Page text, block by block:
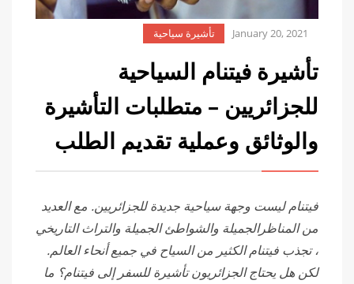
January 20, 2021 تأشيرة سياحية
تأشيرة فيتنام السياحية
للجزائريين – متطلبات التأشيرة
والوثائق وعملية تقديم الطلب
فيتنام ليست وجهة سياحية جديدة للجزائريين. مع العديد
من المناظرالجميلة والشواطئ الجميلة والتراث التاريخي
، تجذب فيتنام الكثير من السياح في جميع أنحاء العالم.
لكن هل يحتاج الجزائريون تأشيرة للسفر إلى فيتنام؟ ما